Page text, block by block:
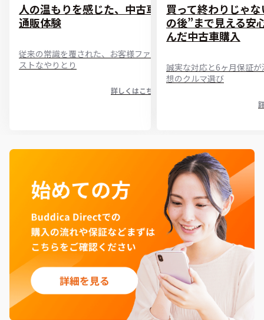
人の温もりを感じた、中古車
通販体験
従来の常識を覆された、お客様ファー
ストなやりとり
詳しくはこちら
買って終わりじゃ
の後”まで見える安
んだ中古車購入
誠実な対応と6ヶ月保証
想のクルマ選び